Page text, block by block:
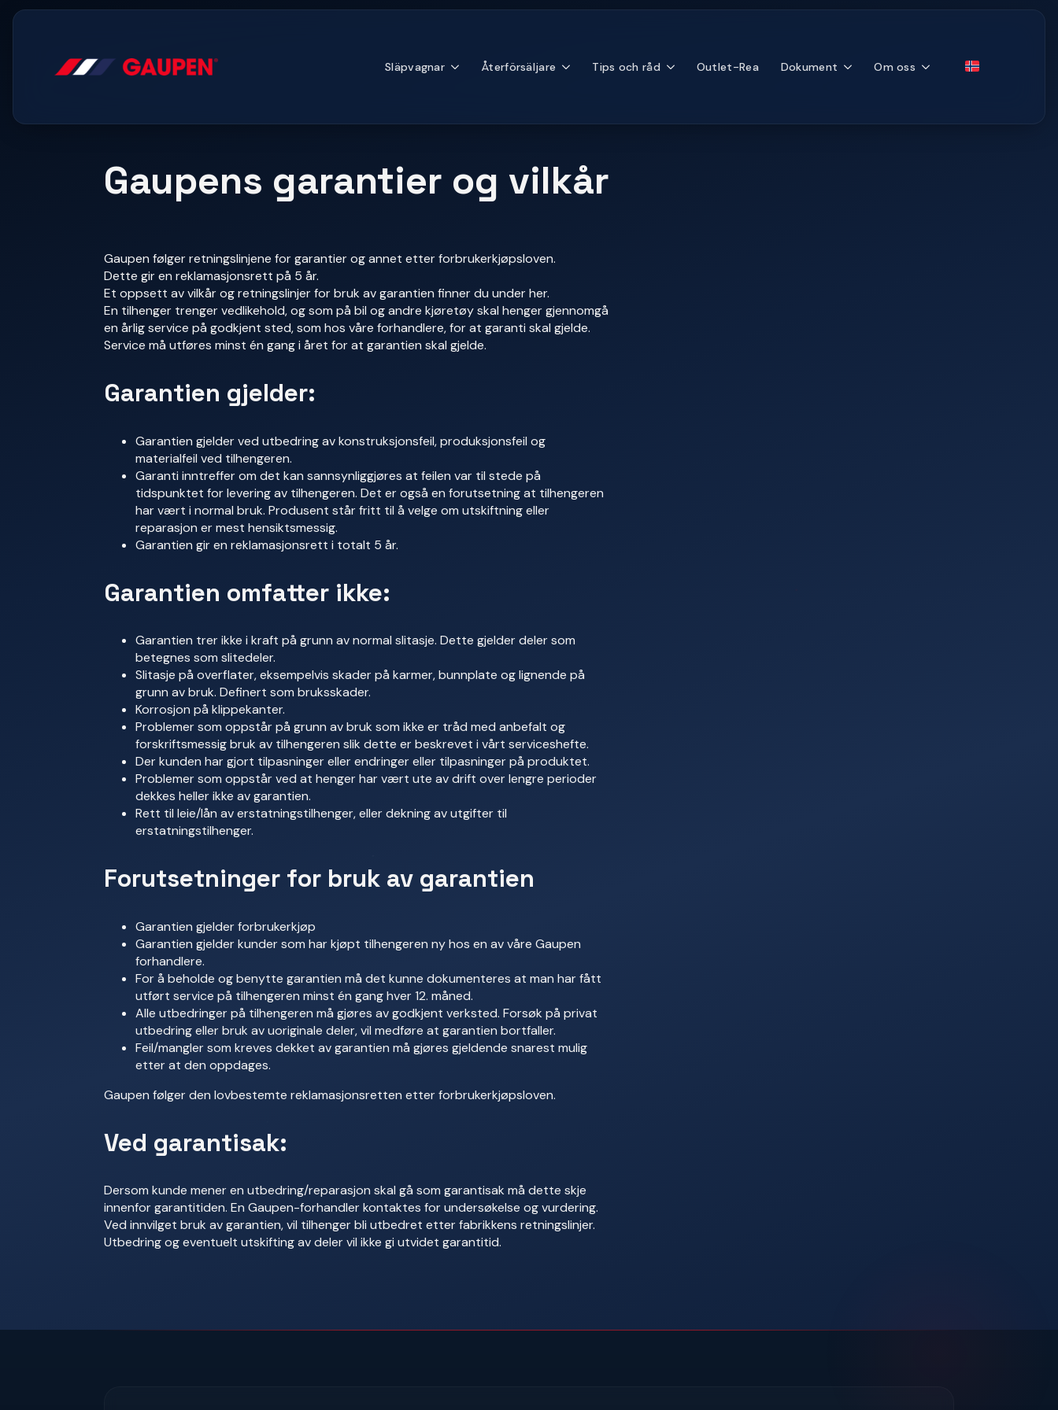
Släpvagnar Återförsäljare Tips och råd Outlet-Rea Dokument Om oss
Gaupens garantier og vilkår
Gaupen følger retningslinjene for garantier og annet etter forbrukerkjøpsloven.
Dette gir en reklamasjonsrett på 5 år.
Et oppsett av vilkår og retningslinjer for bruk av garantien finner du under her.
En tilhenger trenger vedlikehold, og som på bil og andre kjøretøy skal henger gjennomgå
en årlig service på godkjent sted, som hos våre forhandlere, for at garanti skal gjelde.
Service må utføres minst én gang i året for at garantien skal gjelde.
Garantien gjelder:
Garantien gjelder ved utbedring av konstruksjonsfeil, produksjonsfeil og
materialfeil ved tilhengeren.
Garanti inntreffer om det kan sannsynliggjøres at feilen var til stede på
tidspunktet for levering av tilhengeren. Det er også en forutsetning at tilhengeren
har vært i normal bruk. Produsent står fritt til å velge om utskiftning eller
reparasjon er mest hensiktsmessig.
Garantien gir en reklamasjonsrett i totalt 5 år.
Garantien omfatter ikke:
Garantien trer ikke i kraft på grunn av normal slitasje. Dette gjelder deler som
betegnes som slitedeler.
Slitasje på overflater, eksempelvis skader på karmer, bunnplate og lignende på
grunn av bruk. Definert som bruksskader.
Korrosjon på klippekanter.
Problemer som oppstår på grunn av bruk som ikke er tråd med anbefalt og
forskriftsmessig bruk av tilhengeren slik dette er beskrevet i vårt serviceshefte.
Der kunden har gjort tilpasninger eller endringer eller tilpasninger på produktet.
Problemer som oppstår ved at henger har vært ute av drift over lengre perioder
dekkes heller ikke av garantien.
Rett til leie/lån av erstatningstilhenger, eller dekning av utgifter til
erstatningstilhenger.
Forutsetninger for bruk av garantien
Garantien gjelder forbrukerkjøp
Garantien gjelder kunder som har kjøpt tilhengeren ny hos en av våre Gaupen
forhandlere.
For å beholde og benytte garantien må det kunne dokumenteres at man har fått
utført service på tilhengeren minst én gang hver 12. måned.
Alle utbedringer på tilhengeren må gjøres av godkjent verksted. Forsøk på privat
utbedring eller bruk av uoriginale deler, vil medføre at garantien bortfaller.
Feil/mangler som kreves dekket av garantien må gjøres gjeldende snarest mulig
etter at den oppdages.
Gaupen følger den lovbestemte reklamasjonsretten etter forbrukerkjøpsloven.
Ved garantisak:
Dersom kunde mener en utbedring/reparasjon skal gå som garantisak må dette skje
innenfor garantitiden. En Gaupen-forhandler kontaktes for undersøkelse og vurdering.
Ved innvilget bruk av garantien, vil tilhenger bli utbedret etter fabrikkens retningslinjer.
Utbedring og eventuelt utskifting av deler vil ikke gi utvidet garantitid.